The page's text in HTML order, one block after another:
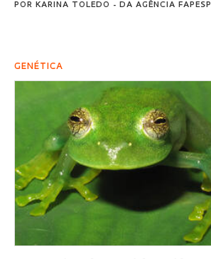
POR KARINA TOLEDO - DA AGÊNCIA FAPESP
GENÉTICA